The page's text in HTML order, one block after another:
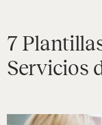
7
Servicios